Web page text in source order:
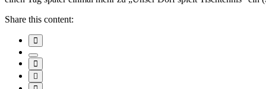
Share this content: